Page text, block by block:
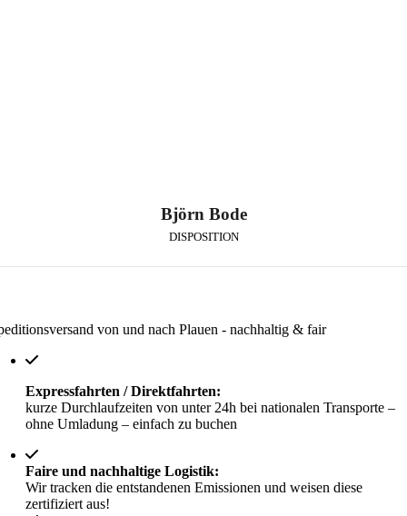
Björn Bode
DISPOSITION
von und nach Plauen - nachhaltig & fair
Expressfahrten / Direktfahrten:
kurze Durchlaufzeiten von unter 24h bei nationalen Transporte –
ohne Umladung – einfach zu buchen
Faire und nachhaltige Logistik:
Wir tracken die entstandenen Emissionen und weisen diese
zertifiziert aus!